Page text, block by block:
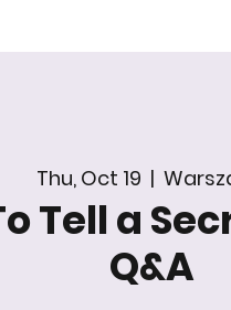
Thu, Oct 19
  |
Tell a
Q&A